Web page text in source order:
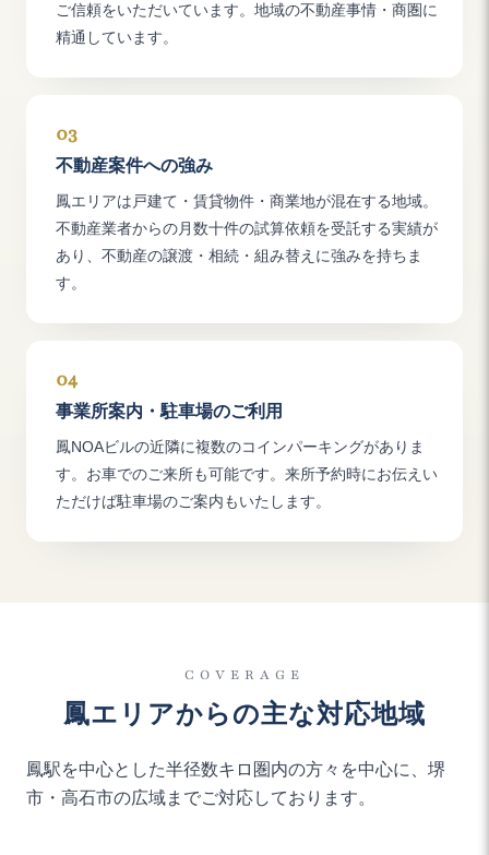
ご信頼をいただいています。地域の不動産事情・商圏に
精通しています。
03
不動産案件への強み
鳳エリアは戸建て・賃貸物件・商業地が混在する地域。
不動産業者からの月数十件の試算依頼を受託する実績が
あり、不動産の譲渡・相続・組み替えに強みを持ちま
す。
04
事業所案内・駐車場のご利用
鳳NOAビルの近隣に複数のコインパーキングがありま
す。お車でのご来所も可能です。来所予約時にお伝えい
ただけば駐車場のご案内もいたします。
COVERAGE
鳳エリアからの主な対応地域
鳳駅を中心とした半径数キロ圏内の方々を中心に、堺
市・高石市の広域までご対応しております。